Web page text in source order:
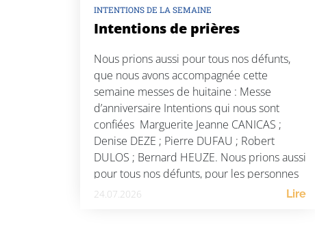
INTENTIONS DE LA SEMAINE
Intentions de prières
Nous prions aussi pour tous nos défunts,
que nous avons accompagnée cette
semaine messes de huitaine : Messe
d’anniversaire Intentions qui nous sont
confiées Marguerite Jeanne CANICAS ;
Denise DEZE ; Pierre DUFAU ; Robert
DULOS ; Bernard HEUZE. Nous prions aussi
pour tous nos défunts, pour les personnes
souffrantes ainsi que pour les victimes […]
24.07.2026 Lire